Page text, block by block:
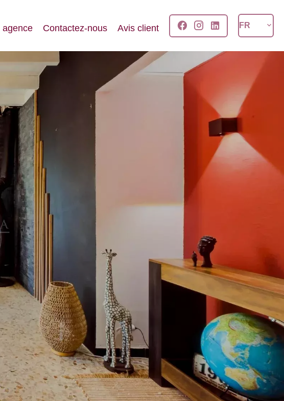
agence Contactez-nous Avis client FR